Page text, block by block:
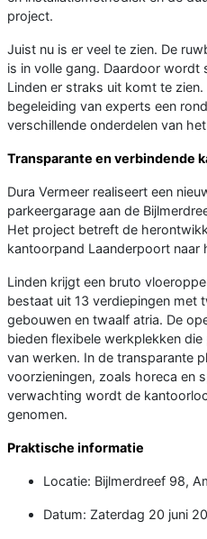
project.
Juist nu is er veel te zien. De
is in volle gang. Daardoor
Linden er straks uit komt te
begeleiding van experts een
verschillende onderdelen van
Transparante en verbindende
Dura Vermeer realiseert een
parkeergarage aan de
Het project betreft de
kantoorpand Laanderpoort naar
Linden krijgt een bruto
bestaat uit 13 verdiepingen met
gebouwen en twaalf atria. De
bieden flexibele werkplekken
van werken. In de transparante
voorzieningen, zoals horeca en
verwachting wordt de
genomen.
Praktische informatie
Locatie: Bijlmerdreef 98,
Datum: Zaterdag 20 juni